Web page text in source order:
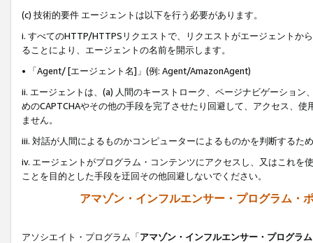
(c) 技術的要件 エージェントは以下を行う必要があります。
i. すべてのHTTP/HTTPSリクエストで、リクエストがエージェントか
ることにより、エージェントの名前を開示します。
• 「Agent/ [エージェント名]」(例: Agent/AmazonAgent)
ii. エージェントは、(a) 人間のキーストローク、ページナビゲーショ
めのCAPTCHAやその他の手段を完了させたり回避して、アクセス、
ません。
iii. 対話が人間によるものかコンピューターによるものかを判断するた
iv. エージェントがプログラム・コンテンツにアクセスし、又はこれ
ことを目的とした手段を迂回その他回避しないでください。
アマゾン・インフルエンサー・プログラム・
アソシエイト・プログラム「アマゾン・インフルエンサー・プログラム